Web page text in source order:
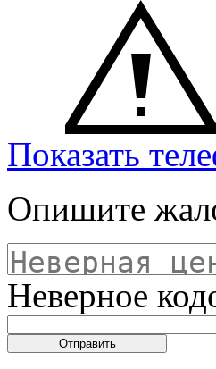
Показать
Опишите
Неверное